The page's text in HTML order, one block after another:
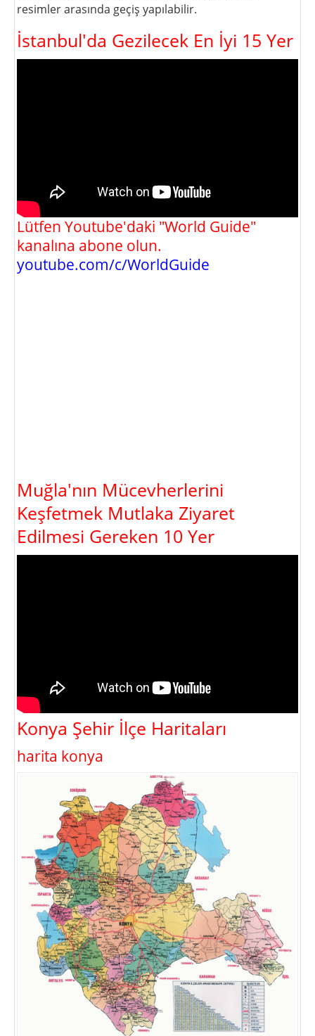
resimler arasında geçiş yapılabilir.
İstanbul'da Gezilecek En İyi 15 Yer
Lütfen Youtube'daki "World Guide"
kanalına abone olun.
youtube.com/c/WorldGuide
Muğla'nın Mücevherlerini
Keşfetmek Mutlaka Ziyaret
Edilmesi Gereken 10 Yer
Konya Şehir İlçe Haritaları
harita konya